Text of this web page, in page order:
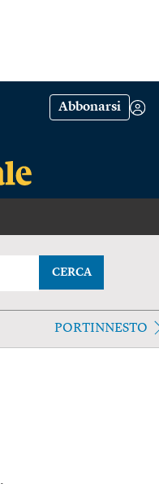
Abbonarsi
CERCA
PORTINNESTO